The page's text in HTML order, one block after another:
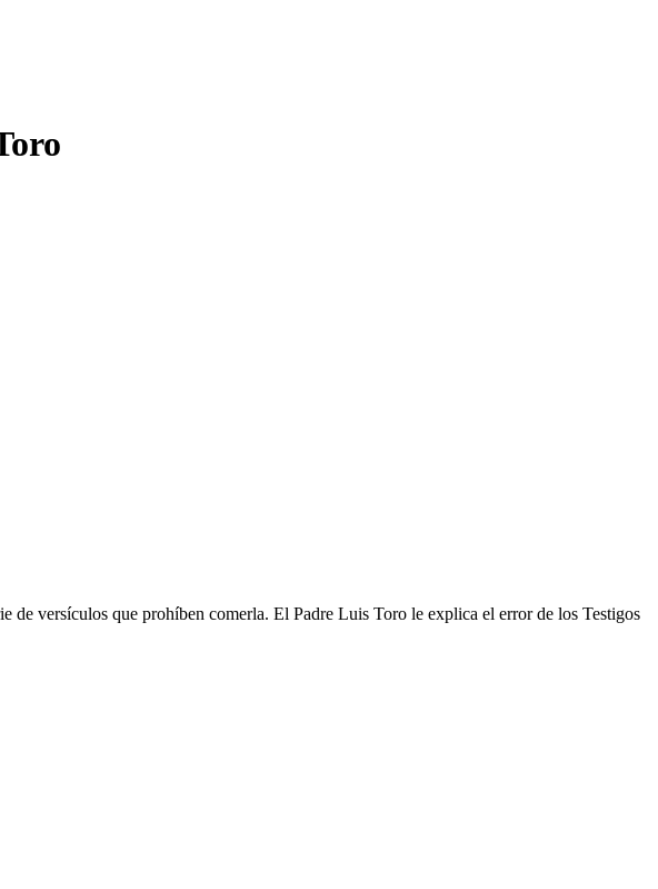
de versículos que prohíben comerla. El Padre Luis Toro le explica el error de los Testigos